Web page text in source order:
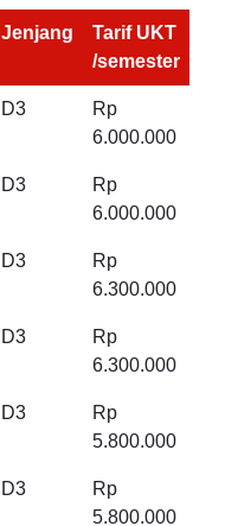
Jenjang
Tarif UKT
/semester
D3
Rp
6.000.000
D3
Rp
6.000.000
D3
Rp
6.300.000
D3
Rp
6.300.000
D3
Rp
5.800.000
D3
Rp
5.800.000